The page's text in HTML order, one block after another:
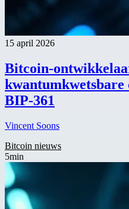
15 april 2026
Bitcoin-
kwantumkwetsbare
BIP-361
Vincent Soons
Bitcoin nieuws
5min